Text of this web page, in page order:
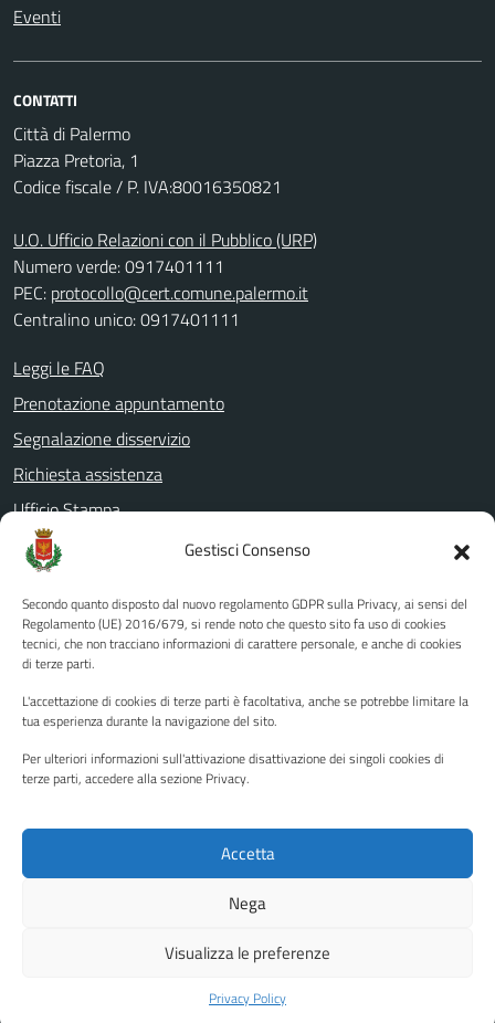
Gestisci Consenso
Secondo quanto disposto dal nuovo regolamento GDPR sulla Privacy, ai sensi del
Regolamento (UE) 2016/679, si rende noto che questo sito fa uso di cookies
tecnici, che non tracciano informazioni di carattere personale, e anche di cookies
di terze parti.
L'accettazione di cookies di terze parti è facoltativa, anche se potrebbe limitare la
tua esperienza durante la navigazione del sito.
Per ulteriori informazioni sull'attivazione disattivazione dei singoli cookies di
terze parti, accedere alla sezione Privacy.
Accetta
Nega
Visualizza le preferenze
Privacy Policy
Eventi
CONTATTI
Città di Palermo
Piazza Pretoria, 1
Codice fiscale / P. IVA:80016350821
U.O. Ufficio Relazioni con il Pubblico (URP)
Numero verde: 0917401111
PEC: protocollo@cert.comune.palermo.it
Centralino unico: 0917401111
Leggi le FAQ
Prenotazione appuntamento
Segnalazione disservizio
Richiesta assistenza
Ufficio Stampa
Amministrazione Trasparente
Albo pretorio
Informativa privacy
Note legali
Piano di miglioramento del sito
Instagram